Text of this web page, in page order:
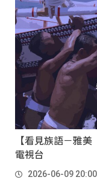
【看見族語－雅
電視台
2026-06-09 20:00